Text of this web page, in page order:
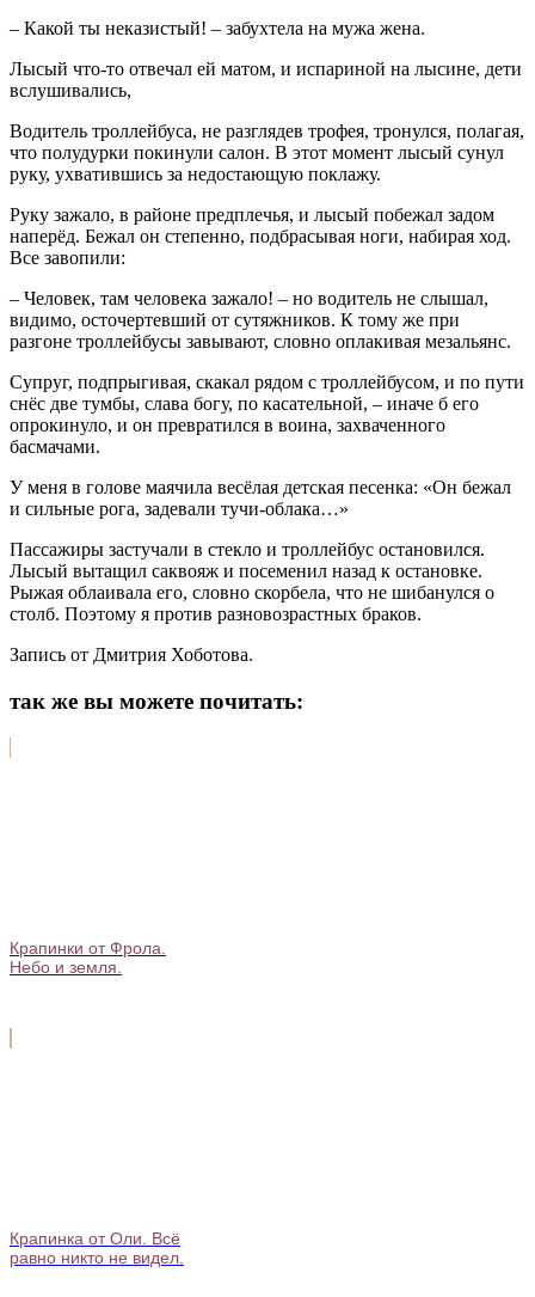
– Какой ты неказистый! – забухтела на мужа жена.
Лысый что-то отвечал ей матом, и испариной на лысине, дети
вслушивались,
Водитель троллейбуса, не разглядев трофея, тронулся, полагая,
что полудурки покинули салон. В этот момент лысый сунул
руку, ухватившись за недостающую поклажу.
Руку зажало, в районе предплечья, и лысый побежал задом
наперёд. Бежал он степенно, подбрасывая ноги, набирая ход.
Все завопили:
– Человек, там человека зажало! – но водитель не слышал,
видимо, осточертевший от сутяжников. К тому же при
разгоне троллейбусы завывают, словно оплакивая мезальянс.
Супруг, подпрыгивая, скакал рядом с троллейбусом, и по пути
снёс две тумбы, слава богу, по касательной, – иначе б его
опрокинуло, и он превратился в воина, захваченного
басмачами.
У меня в голове маячила весёлая детская песенка: «Он бежал
и сильные рога, задевали тучи-облака…»
Пассажиры застучали в стекло и троллейбус остановился.
Лысый вытащил саквояж и посеменил назад к остановке.
Рыжая облаивала его, словно скорбела, что не шибанулся о
столб. Поэтому я против разновозрастных браков.
Запись от Дмитрия Хоботова.
так же вы можете почитать:
Крапинки от Фрола.
Небо и земля.
Крапинка от Оли. Всё
равно никто не видел.